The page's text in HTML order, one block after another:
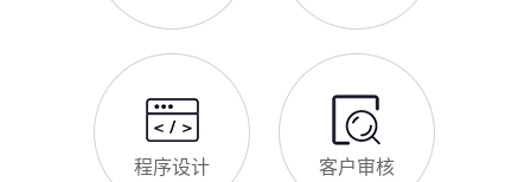
程序设计 客户审核